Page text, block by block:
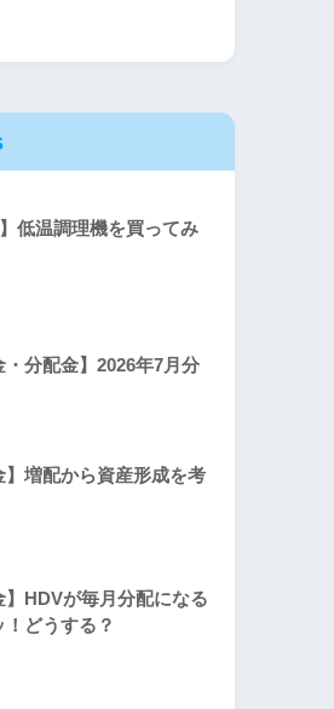
】低温調理機を買ってみ
・分配金】2026年7月分
】増配から資産形成を考
】HDVが毎月分配になる
！どうする？